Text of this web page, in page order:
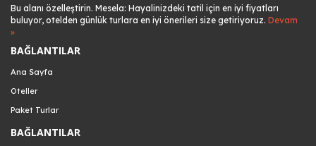
Bu alanı özelleştirin. Mesela: Hayalinizdeki tatil için en iyi fiyatları
buluyor, otelden günlük turlara en iyi önerileri size getiriyoruz. Devam
»
BAĞLANTILAR
Ana Sayfa
Oteller
Paket Turlar
BAĞLANTILAR